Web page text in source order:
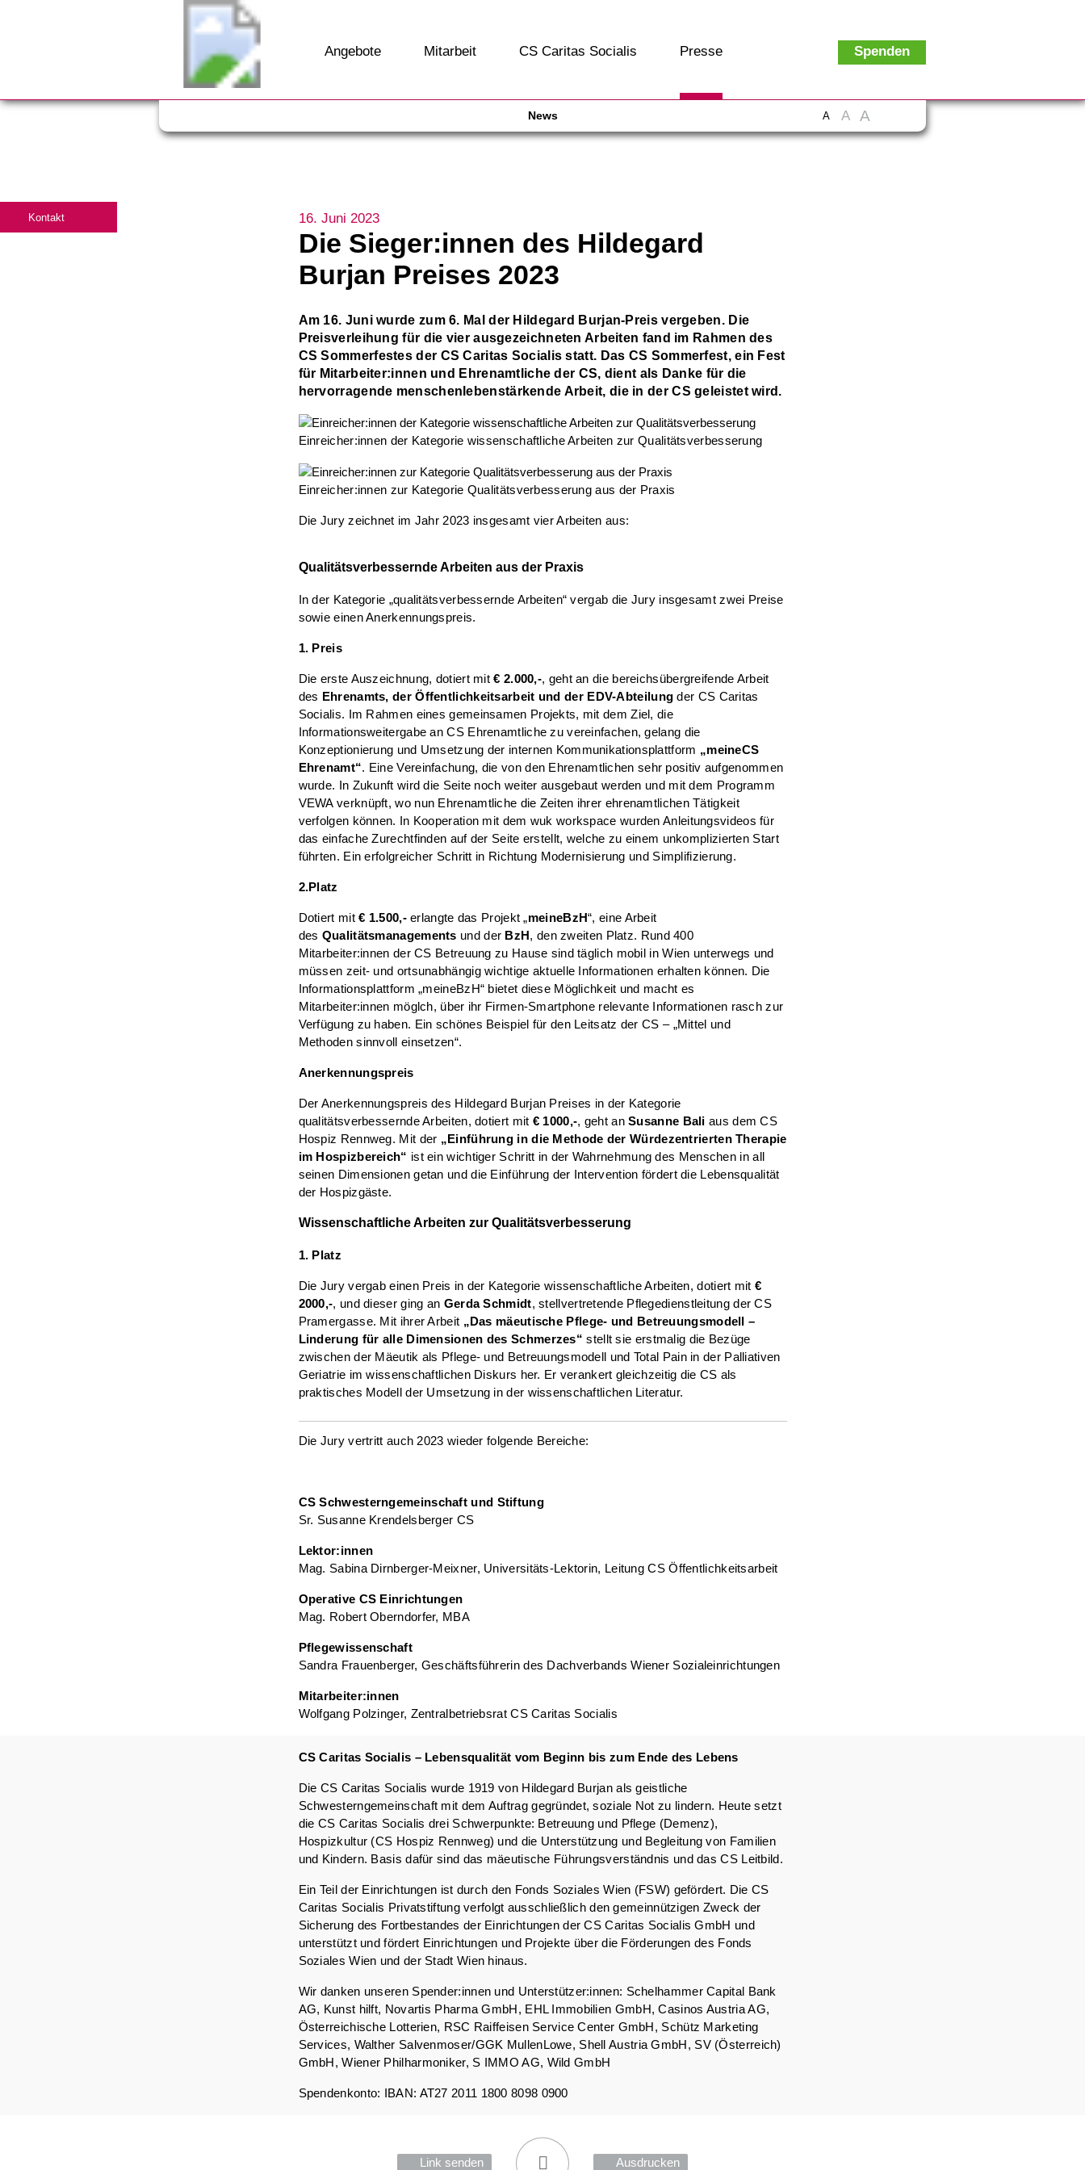
Angebote Mitarbeit CS Caritas Socialis Presse Spenden
A A A
News
16. Juni 2023
Die Sieger:innen des Hildegard
Burjan Preises 2023
Am 16. Juni wurde zum 6. Mal der Hildegard Burjan-Preis vergeben. Die
Preisverleihung für die vier ausgezeichneten Arbeiten fand im Rahmen des
CS Sommerfestes der CS Caritas Socialis statt. Das CS Sommerfest, ein Fest
für Mitarbeiter:innen und Ehrenamtliche der CS, dient als Danke für die
hervorragende menschenlebenstärkende Arbeit, die in der CS geleistet wird.
Einreicher:innen der Kategorie wissenschaftliche Arbeiten zur Qualitätsverbesserung
Einreicher:innen zur Kategorie Qualitätsverbesserung aus der Praxis
Die Jury zeichnet im Jahr 2023 insgesamt vier Arbeiten aus:
Qualitätsverbessernde Arbeiten aus der Praxis
In der Kategorie „qualitätsverbessernde Arbeiten“ vergab die Jury insgesamt zwei Preise
sowie einen Anerkennungspreis.
1. Preis
Die erste Auszeichnung, dotiert mit€ 2.000,-, geht an die bereichsübergreifende Arbeit
des Ehrenamts, der Öffentlichkeitsarbeit und der EDV-Abteilung der CS Caritas
Socialis. Im Rahmen eines gemeinsamen Projekts, mit dem Ziel, die
Informationsweitergabe an CS Ehrenamtliche zu vereinfachen, gelang die
Konzeptionierung und Umsetzung der internen Kommunikationsplattform „meineCS
Ehrenamt“. Eine Vereinfachung, die von den Ehrenamtlichen sehr positiv aufgenommen
wurde. In Zukunft wird die Seite noch weiter ausgebaut werden und mit dem Programm
VEWA verknüpft, wo nun Ehrenamtliche die Zeiten ihrer ehrenamtlichen Tätigkeit
verfolgen können. In Kooperation mit dem wuk workspace wurden Anleitungsvideos für
das einfache Zurechtfinden auf der Seite erstellt, welche zu einem unkomplizierten Start
führten. Ein erfolgreicher Schritt in Richtung Modernisierung und Simplifizierung.
2.Platz
Dotiert mit€ 1.500,-erlangte das Projekt „meineBzH“, eine Arbeit
des Qualitätsmanagements und der BzH, den zweiten Platz. Rund 400
Mitarbeiter:innen der CS Betreuung zu Hause sind täglich mobil in Wien unterwegs und
müssen zeit- und ortsunabhängig wichtige aktuelle Informationen erhalten können. Die
Informationsplattform „meineBzH“ bietet diese Möglichkeit und macht es
Mitarbeiter:innen möglch, über ihr Firmen-Smartphone relevante Informationen rasch zur
Verfügung zu haben. Ein schönes Beispiel für den Leitsatz der CS – „Mittel und
Methoden sinnvoll einsetzen“.
Anerkennungspreis
Der Anerkennungspreis des Hildegard Burjan Preises in der Kategorie
qualitätsverbessernde Arbeiten, dotiert mit € 1000,-, geht anSusanne Bali aus dem CS
Hospiz Rennweg. Mit der „Einführung in die Methode der Würdezentrierten Therapie
im Hospizbereich“ ist ein wichtiger Schritt in der Wahrnehmung des Menschen in all
seinen Dimensionen getan und die Einführung der Intervention fördert die Lebensqualität
der Hospizgäste.
Wissenschaftliche Arbeiten zur Qualitätsverbesserung
1. Platz
Die Jury vergab einen Preis in der Kategorie wissenschaftliche Arbeiten, dotiert mit €
2000,-, und dieser ging an Gerda Schmidt, stellvertretende Pflegedienstleitung der CS
Pramergasse. Mit ihrer Arbeit „Das mäeutische Pflege- und Betreuungsmodell –
Linderung für alle Dimensionen des Schmerzes“ stellt sie erstmalig die Bezüge
zwischen der Mäeutik als Pflege- und Betreuungsmodell und Total Pain in der Palliativen
Geriatrie im wissenschaftlichen Diskurs her. Er verankert gleichzeitig die CS als
praktisches Modell der Umsetzung in der wissenschaftlichen Literatur.
Die Jury vertritt auch 2023 wieder folgende Bereiche:
CS Schwesterngemeinschaft und Stiftung
Sr. Susanne Krendelsberger CS
Lektor:innen
Mag. Sabina Dirnberger-Meixner, Universitäts-Lektorin, Leitung CS Öffentlichkeitsarbeit
Operative CS Einrichtungen
Mag. Robert Oberndorfer, MBA
Pflegewissenschaft
Sandra Frauenberger, Geschäftsführerin des Dachverbands Wiener Sozialeinrichtungen
Mitarbeiter:innen
Wolfgang Polzinger, Zentralbetriebsrat CS Caritas Socialis
CS Caritas Socialis – Lebensqualität vom Beginn bis zum Ende des Lebens
Die CS Caritas Socialis wurde 1919 von Hildegard Burjan als geistliche
Schwesterngemeinschaft mit dem Auftrag gegründet, soziale Not zu lindern. Heute setzt
die CS Caritas Socialis drei Schwerpunkte: Betreuung und Pflege (Demenz),
Hospizkultur (CS Hospiz Rennweg) und die Unterstützung und Begleitung von Familien
und Kindern. Basis dafür sind das mäeutische Führungsverständnis und das CS Leitbild.
Ein Teil der Einrichtungen ist durch den Fonds Soziales Wien (FSW) gefördert. Die CS
Caritas Socialis Privatstiftung verfolgt ausschließlich den gemeinnützigen Zweck der
Sicherung des Fortbestandes der Einrichtungen der CS Caritas Socialis GmbH und
unterstützt und fördert Einrichtungen und Projekte über die Förderungen des Fonds
Soziales Wien und der Stadt Wien hinaus.
Wir danken unseren Spender:innen und Unterstützer:innen: Schelhammer Capital Bank
AG, Kunst hilft, Novartis Pharma GmbH, EHL Immobilien GmbH, Casinos Austria AG,
Österreichische Lotterien, RSC Raiffeisen Service Center GmbH, Schütz Marketing
Services, Walther Salvenmoser/GGK MullenLowe, Shell Austria GmbH, SV (Österreich)
GmbH, Wiener Philharmoniker, S IMMO AG, Wild GmbH
Spendenkonto: IBAN: AT27 2011 1800 8098 0900
Link senden Ausdrucken
Kontakt